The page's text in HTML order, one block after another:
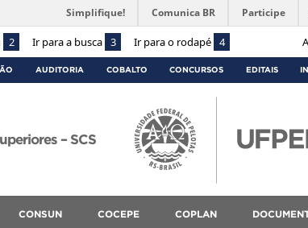
2 Ir para a busca 3 Ir para o rodapé 4
Simplifique! Comunica BR Participe
AUDITORIA COBALTO CONCURSOS EDITAIS
– SCS
CONSUN COCEPE COPLAN